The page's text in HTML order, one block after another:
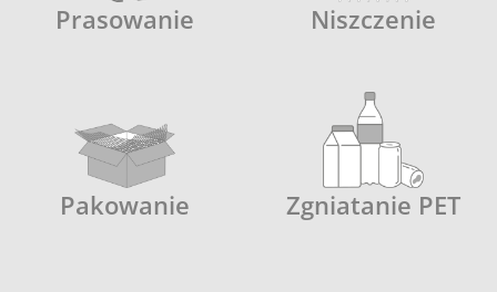
Prasowanie Niszczenie
Pakowanie Zgniatanie PET